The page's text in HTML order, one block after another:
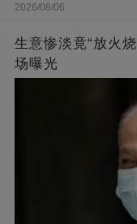
2026/08/06
生意惨淡竟“放火
场曝光